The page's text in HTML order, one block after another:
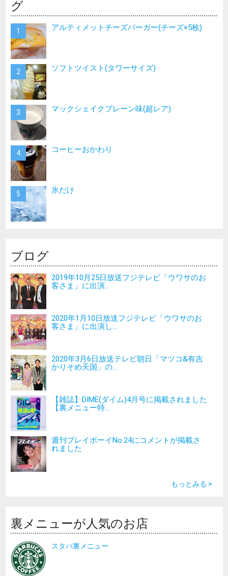
グ
アルティメットチーズバーガー(チーズ×5枚)
ソフトツイスト(タワーサイズ)
マックシェイクプレーン味(超レア)
コーヒーおかわり
氷だけ
ブログ
2019年10月25日放送フジテレビ「ウワサのお
客さま」に出演...
2020年1月10日放送フジテレビ「ウワサのお
客さま」に出演し...
2020年3月6日放送テレビ朝日「マツコ&有吉
かりそめ天国」の...
【雑誌】DIME(ダイム)4月号に掲載されました
【裏メニュー特...
週刊プレイボーイNo.24にコメントが掲載さ
れました
もっとみる >
裏メニューが人気のお店
スタバ裏メニュー